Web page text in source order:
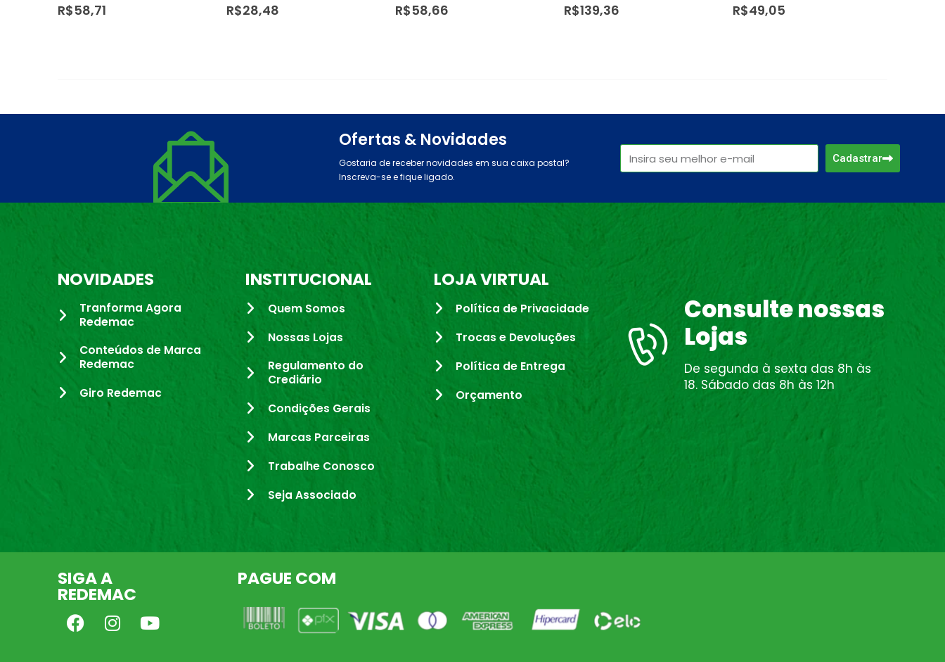
R$28,48 R$58,66 R$139,36 R$49,05 R$38,37
Ofertas & Novidades
Gostaria de receber novidades em sua caixa postal?
Inscreva-se e fique ligado.
Cadastrar
NOVIDADES
Tranforma Agora
Redemac
Conteúdos de Marca
Redemac
Giro Redemac
INSTITUCIONAL
Quem Somos
Nossas Lojas
Regulamento do
Crediário
Condições Gerais
Marcas Parceiras
Trabalhe Conosco
Seja Associado
LOJA VIRTUAL
Política de Privacidade
Trocas e Devoluções
Política de Entrega
Orçamento
Consulte nossas
Lojas
De segunda à sexta das 8h às
18. Sábado das 8h às 12h
SIGA A
REDEMAC
PAGUE COM